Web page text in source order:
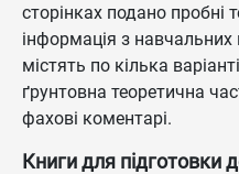
сторінках подано пробні
інформація з
містять по кілька
ґрунтовна теоретична
фахові коментарі.
Книги для підготовки